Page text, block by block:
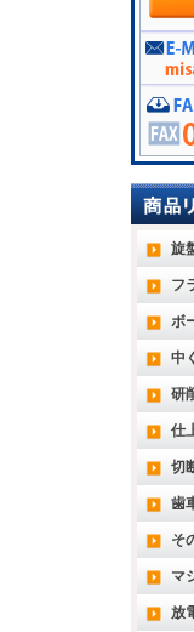
旋
フ
ボ
中
研
仕
切
歯
そ
マ
放